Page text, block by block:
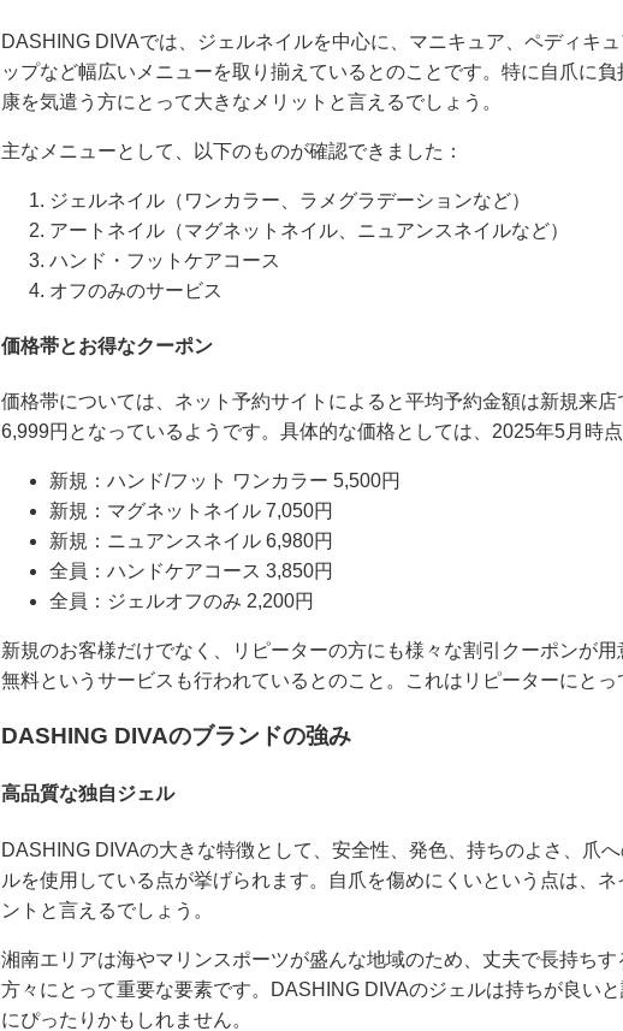
DASHING DIVAでは、ジェルネイルを中心に、マニキュア、ペディキ
ップなど幅広いメニューを取り揃えているとのことです。特に自爪に
康を気遣う方にとって大きなメリットと言えるでしょう。
主なメニューとして、以下のものが確認できました：
ジェルネイル（ワンカラー、ラメグラデーションなど）
アートネイル（マグネットネイル、ニュアンスネイルなど）
ハンド・フットケアコース
オフのみのサービス
価格帯とお得なクーポン
価格帯については、ネット予約サイトによると平均予約金額は新規来
6,999円となっているようです。具体的な価格としては、2025年5月時
新規：ハンド/フット ワンカラー 5,500円
新規：マグネットネイル 7,050円
新規：ニュアンスネイル 6,980円
全員：ハンドケアコース 3,850円
全員：ジェルオフのみ 2,200円
新規のお客様だけでなく、リピーターの方にも様々な割引クーポンが
無料というサービスも行われているとのこと。これはリピーターにとっ
DASHING DIVAのブランドの強み
高品質な独自ジェル
DASHING DIVAの大きな特徴として、安全性、発色、持ちのよさ、爪
ルを使用している点が挙げられます。自爪を傷めにくいという点は、
ントと言えるでしょう。
湘南エリアは海やマリンスポーツが盛んな地域のため、丈夫で長持ち
方々にとって重要な要素です。DASHING DIVAのジェルは持ちが良い
にぴったりかもしれません。